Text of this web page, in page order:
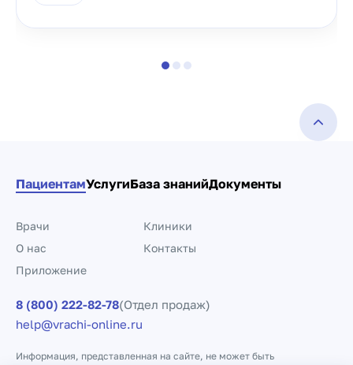
ПациентамУслугиБаза знанийДокументы
Врачи
Клиники
О нас
Контакты
Приложение
8 (800) 222-82-78(Отдел продаж)
help@vrachi-online.ru
Информация, представленная на сайте, не может быть